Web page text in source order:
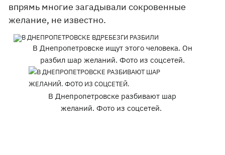
впрямь многие загадывали сокровенные
желание, не известно.
В Днепропетровске ищут этого человека. Он
разбил шар желаний. Фото из соцсетей.
В Днепропетровске разбивают шар
желаний. Фото из соцсетей.